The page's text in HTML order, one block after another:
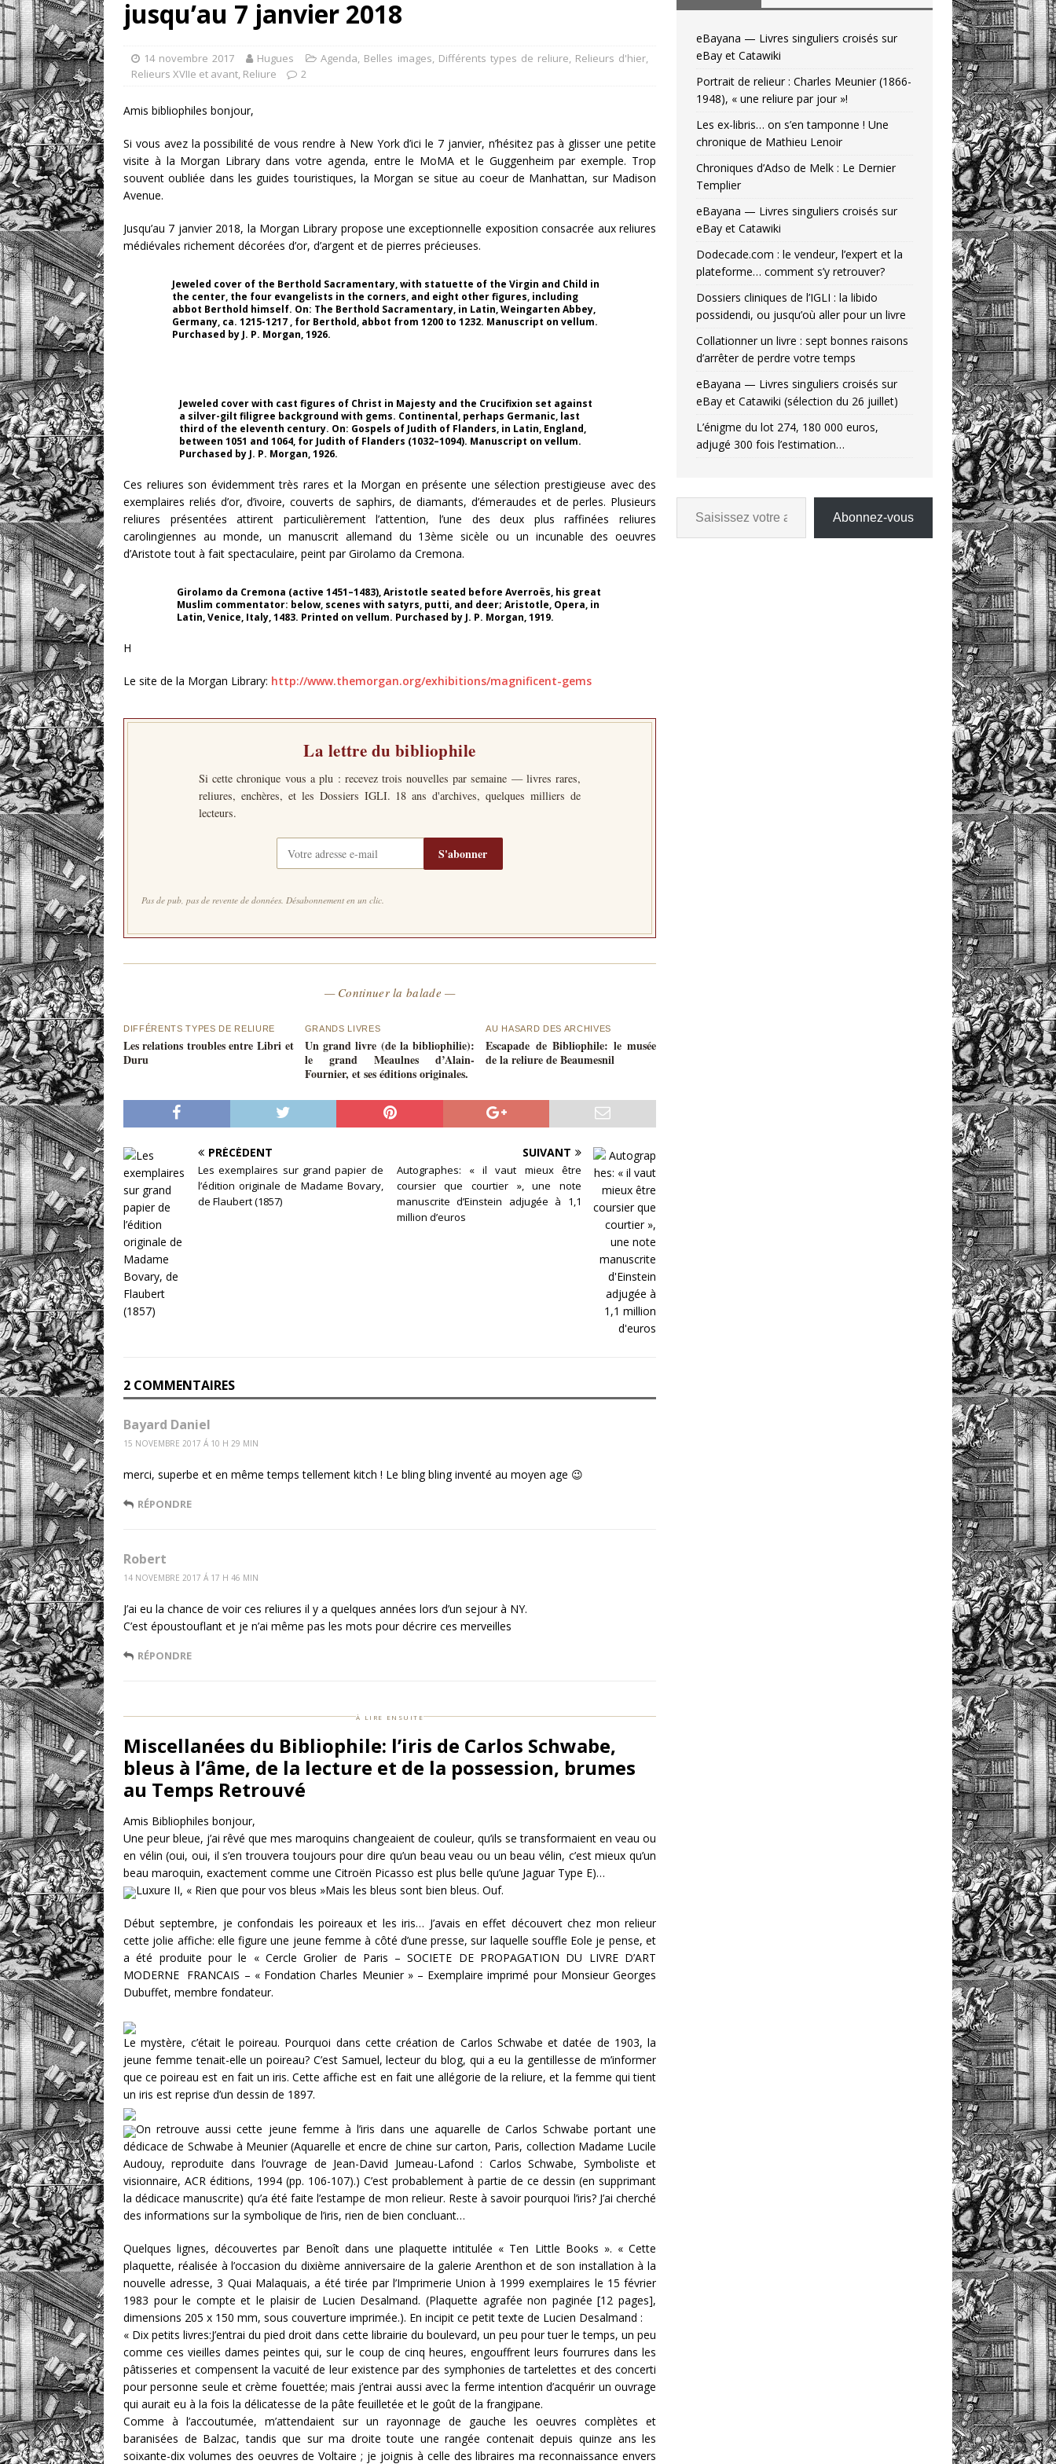
[ 1 août 2026 ] eBayana — Livres singuliers croisés sur eBay et Catawiki
jusqu’au 7 janvier 2018
14 novembre 2017 Hugues Agenda, Belles images, Différents types de reliure, Relieurs d'hier,
Relieurs XVIIe et avant, Reliure 2
Amis bibliophiles bonjour,
Si vous avez la possibilité de vous rendre à New York d’ici le 7 janvier, n’hésitez pas à glisser une petite
visite à la Morgan Library dans votre agenda, entre le MoMA et le Guggenheim par exemple. Trop
souvent oubliée dans les guides touristiques, la Morgan se situe au coeur de Manhattan, sur Madison
Avenue.
Jusqu’au 7 janvier 2018, la Morgan Library propose une exceptionnelle exposition consacrée aux reliures
médiévales richement décorées d’or, d’argent et de pierres précieuses.
Jeweled cover of the Berthold Sacramentary, with statuette of the Virgin and Child in
the center, the four evangelists in the corners, and eight other figures, including
abbot Berthold himself. On: The Berthold Sacramentary, in Latin, Weingarten Abbey,
Germany, ca. 1215-1217 , for Berthold, abbot from 1200 to 1232. Manuscript on vellum.
Purchased by J. P. Morgan, 1926.
Jeweled cover with cast figures of Christ in Majesty and the Crucifixion set against
a silver-gilt filigree background with gems. Continental, perhaps Germanic, last
third of the eleventh century. On: Gospels of Judith of Flanders, in Latin, England,
between 1051 and 1064, for Judith of Flanders (1032–1094). Manuscript on vellum.
Purchased by J. P. Morgan, 1926.
Ces reliures son évidemment très rares et la Morgan en présente une sélection prestigieuse avec des
exemplaires reliés d’or, d’ivoire, couverts de saphirs, de diamants, d’émeraudes et de perles. Plusieurs
reliures présentées attirent particulièrement l’attention, l’une des deux plus raffinées reliures
carolingiennes au monde, un manuscrit allemand du 13ème sicèle ou un incunable des oeuvres
d’Aristote tout à fait spectaculaire, peint par Girolamo da Cremona.
Girolamo da Cremona (active 1451–1483), Aristotle seated before Averroës, his great
Muslim commentator: below, scenes with satyrs, putti, and deer; Aristotle, Opera, in
Latin, Venice, Italy, 1483. Printed on vellum. Purchased by J. P. Morgan, 1919.
H
Le site de la Morgan Library: http://www.themorgan.org/exhibitions/magnificent-gems
La lettre du bibliophile
Si cette chronique vous a plu : recevez trois nouvelles par semaine — livres rares,
reliures, enchères, et les Dossiers IGLI. 18 ans d'archives, quelques milliers de
lecteurs.
S'abonner
Pas de pub, pas de revente de données. Désabonnement en un clic.
— Continuer la balade —
DIFFÉRENTS TYPES DE RELIURE
Les relations troubles entre Libri et
Duru
GRANDS LIVRES
Un grand livre (de la bibliophilie):
le grand Meaulnes d’Alain-
Fournier, et ses éditions originales.
AU HASARD DES ARCHIVES
Escapade de Bibliophile: le musée
de la reliure de Beaumesnil
PRÉCÉDENT
Les exemplaires sur grand papier de
l’édition originale de Madame Bovary,
de Flaubert (1857)
SUIVANT
Autographes: « il vaut mieux être
coursier que courtier », une note
manuscrite d’Einstein adjugée à 1,1
million d’euros
2 COMMENTAIRES
Bayard Daniel
15 NOVEMBRE 2017 Á 10 H 29 MIN
merci, superbe et en même temps tellement kitch ! Le bling bling inventé au moyen age 😉
RÉPONDRE
Robert
14 NOVEMBRE 2017 Á 17 H 46 MIN
J’ai eu la chance de voir ces reliures il y a quelques années lors d’un sejour à NY.
C’est époustouflant et je n’ai même pas les mots pour décrire ces merveilles
RÉPONDRE
à lire ensuite
Miscellanées du Bibliophile: l’iris de Carlos Schwabe,
bleus à l’âme, de la lecture et de la possession, brumes
au Temps Retrouvé
Amis Bibliophiles bonjour,
Une peur bleue, j’ai rêvé que mes maroquins changeaient de couleur, qu’ils se transformaient en veau ou
en vélin (oui, oui, il s’en trouvera toujours pour dire qu’un beau veau ou un beau vélin, c’est mieux qu’un
beau maroquin, exactement comme une Citroën Picasso est plus belle qu’une Jaguar Type E)…
Luxure II, « Rien que pour vos bleus »Mais les bleus sont bien bleus. Ouf.
Début septembre, je confondais les poireaux et les iris… J’avais en effet découvert chez mon relieur
cette jolie affiche: elle figure une jeune femme à côté d’une presse, sur laquelle souffle Eole je pense, et
a été produite pour le « Cercle Grolier de Paris – SOCIETE DE PROPAGATION DU LIVRE D’ART
MODERNE FRANCAIS – « Fondation Charles Meunier » – Exemplaire imprimé pour Monsieur Georges
Dubuffet, membre fondateur.
Le mystère, c’était le poireau. Pourquoi dans cette création de Carlos Schwabe et datée de 1903, la
jeune femme tenait-elle un poireau? C’est Samuel, lecteur du blog, qui a eu la gentillesse de m’informer
que ce poireau est en fait un iris. Cette affiche est en fait une allégorie de la reliure, et la femme qui tient
un iris est reprise d’un dessin de 1897.
On retrouve aussi cette jeune femme à l’iris dans une aquarelle de Carlos Schwabe portant une
dédicace de Schwabe à Meunier (Aquarelle et encre de chine sur carton, Paris, collection Madame Lucile
Audouy, reproduite dans l’ouvrage de Jean-David Jumeau-Lafond : Carlos Schwabe, Symboliste et
visionnaire, ACR éditions, 1994 (pp. 106-107).) C’est probablement à partie de ce dessin (en supprimant
la dédicace manuscrite) qu’a été faite l’estampe de mon relieur. Reste à savoir pourquoi l’iris? J’ai cherché
des informations sur la symbolique de l’iris, rien de bien concluant…
Quelques lignes, découvertes par Benoît dans une plaquette intitulée « Ten Little Books ». « Cette
plaquette, réalisée à l’occasion du dixième anniversaire de la galerie Arenthon et de son installation à la
nouvelle adresse, 3 Quai Malaquais, a été tirée par l’Imprimerie Union à 1999 exemplaires le 15 février
1983 pour le compte et le plaisir de Lucien Desalmand. (Plaquette agrafée non paginée [12 pages],
dimensions 205 x 150 mm, sous couverture imprimée.). En incipit ce petit texte de Lucien Desalmand :
« Dix petits livres:J’entrai du pied droit dans cette librairie du boulevard, un peu pour tuer le temps, un peu
comme ces vieilles dames peintes qui, sur le coup de cinq heures, engouffrent leurs fourrures dans les
pâtisseries et compensent la vacuité de leur existence par des symphonies de tartelettes et des concerti
pour personne seule et crème fouettée; mais j’entrai aussi avec la ferme intention d’acquérir un ouvrage
qui aurait eu à la fois la délicatesse de la pâte feuilletée et le goût de la frangipane.
Comme à l’accoutumée, m’attendaient sur un rayonnage de gauche les oeuvres complètes et
baranisées de Balzac, tandis que sur ma droite toute une rangée contenait depuis quinze ans les
soixante-dix volumes des oeuvres de Voltaire ; je joignis à celle des libraires ma reconnaissance envers
eBayana — Livres singuliers croisés sur
eBay et Catawiki
Portrait de relieur : Charles Meunier (1866-
1948), « une reliure par jour »!
Les ex-libris… on s’en tamponne ! Une
chronique de Mathieu Lenoir
Chroniques d’Adso de Melk : Le Dernier
Templier
eBayana — Livres singuliers croisés sur
eBay et Catawiki
Dodecade.com : le vendeur, l’expert et la
plateforme… comment s’y retrouver?
Dossiers cliniques de l’IGLI : la libido
possidendi, ou jusqu’où aller pour un livre
Collationner un livre : sept bonnes raisons
d’arrêter de perdre votre temps
eBayana — Livres singuliers croisés sur
eBay et Catawiki (sélection du 26 juillet)
L’énigme du lot 274, 180 000 euros,
adjugé 300 fois l’estimation…
Abonnez-vous